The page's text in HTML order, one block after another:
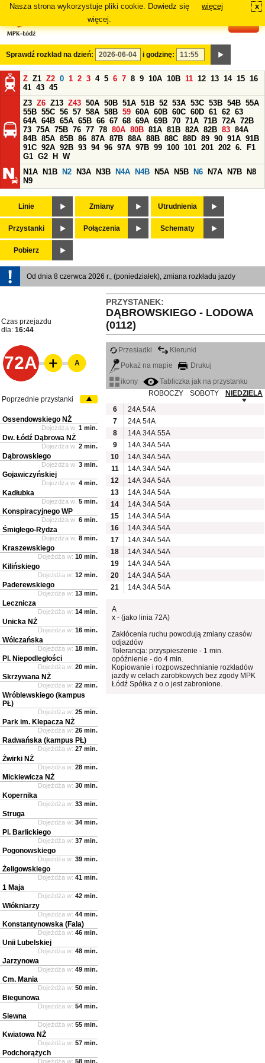
Nasza strona wykorzystuje pliki cookie. Dowiedz się
więcej.
więcej x
Sprawdź rozkład na dzień: i godzinę:
Z Z1 Z2 0 1 2 3 4 5 6 7 8 9 10A 10B 11 12 13 14 15 16
41 43 45
Z3 Z6 Z13 Z43 50A 50B 51A 51B 52 53A 53C 53B 54B 55A
55B 55C 56 57 58A 58B 59 60A 60B 60C 60D 61 62 63
64A 64B 65A 65B 66 67 68 69A 69B 70 71A 71B 72A 72B
73 75A 75B 76 77 78 80A 80B 81A 81B 82A 82B 83 84A
84B 85A 85B 86 87A 87B 88A 88B 88C 88D 89 90 91A 91B
91C 92A 92B 93 94 96 97A 97B 99 100 101 201 202 6.
F1
G1 G2 H
W
N1A
N1B N2 N3A N3B N4A N4B N5A N5B N6 N7A N7B
N8
N9
Linie Zmiany Utrudnienia
Przystanki Połączenia Schematy
Pobierz
Od dnia 8 czerwca 2026 r., (poniedziałek), zmiana rozkładu jazdy
PRZYSTANEK:
DĄBROWSKIEGO - LODOWA
(0112)
Czas przejazdu
dla: 16:44
72A
Przesiadki
Kierunki
Pokaż na mapie
Drukuj
ikony
Tabliczka jak na przystanku
ROBOCZY
SOBOTY
NIEDZIELA
6
24A 54A
7
24A 54A
8
14A 34A 55A
9
14A 34A 54A
10
14A 34A 54A
11
14A 34A 54A
12
14A 34A 54A
13
14A 34A 54A
14
14A 34A 54A
15
14A 34A 54A
16
14A 34A 54A
17
14A 34A 54A
18
14A 34A 54A
19
14A 34A 54A
20
14A 34A 54A
21
14A 34A 54A
A
x - (jako linia 72A)
Zakłócenia ruchu powodują zmiany czasów
odjazdów
Tolerancja: przyspieszenie - 1 min.
opóźnienie - do 4 min.
Kopiowanie i rozpowszechnianie rozkładów
jazdy w celach zarobkowych bez zgody MPK
Łódź Spółka z o.o jest zabronione.
A
Poprzednie przystanki
Ossendowskiego NŻ
Dojeżdża w: 1 min.
Dw. Łódź Dąbrowa NŻ
Dojeżdża w: 2 min.
Dąbrowskiego
Dojeżdża w: 3 min.
Gojawiczyńskiej
Dojeżdża w: 4 min.
Kadłubka
Dojeżdża w: 5 min.
Konspiracyjnego WP
Dojeżdża w: 6 min.
Śmigłego-Rydza
Dojeżdża w: 8 min.
Kraszewskiego
Dojeżdża w: 10 min.
Kilińskiego
Dojeżdża w: 12 min.
Paderewskiego
Dojeżdża w: 13 min.
Lecznicza
Dojeżdża w: 14 min.
Unicka NŻ
Dojeżdża w: 16 min.
Wólczańska
Dojeżdża w: 18 min.
Pl. Niepodległości
Dojeżdża w: 20 min.
Skrzywana NŻ
Dojeżdża w: 22 min.
Wróblewskiego (kampus
PŁ)
Dojeżdża w: 25 min.
Park im. Klepacza NŻ
Dojeżdża w: 26 min.
Radwańska (kampus PŁ)
Dojeżdża w: 27 min.
Żwirki NŻ
Dojeżdża w: 28 min.
Mickiewicza NŻ
Dojeżdża w: 30 min.
Kopernika
Dojeżdża w: 33 min.
Struga
Dojeżdża w: 34 min.
Pl. Barlickiego
Dojeżdża w: 37 min.
Pogonowskiego
Dojeżdża w: 39 min.
Żeligowskiego
Dojeżdża w: 41 min.
1 Maja
Dojeżdża w: 42 min.
Włókniarzy
Dojeżdża w: 44 min.
Konstantynowska (Fala)
Dojeżdża w: 46 min.
Unii Lubelskiej
Dojeżdża w: 48 min.
Jarzynowa
Dojeżdża w: 49 min.
Cm. Mania
Dojeżdża w: 50 min.
Biegunowa
Dojeżdża w: 54 min.
Siewna
Dojeżdża w: 55 min.
Kwiatowa NŻ
Dojeżdża w: 57 min.
Podchorążych
Dojeżdża w: 58 min.